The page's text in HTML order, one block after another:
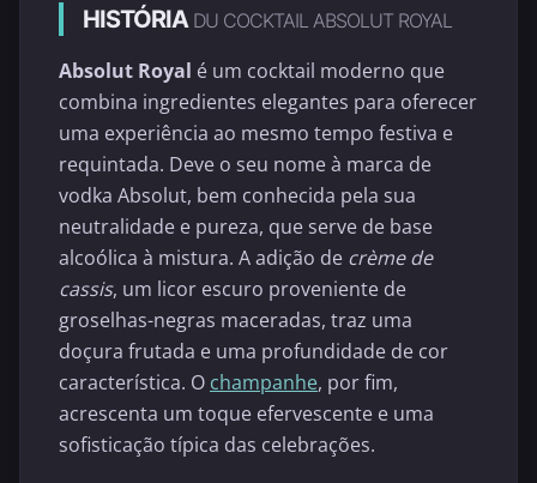
HISTÓRIA DU COCKTAIL ABSOLUT ROYAL
Absolut Royal é um cocktail moderno que
combina ingredientes elegantes para oferecer
uma experiência ao mesmo tempo festiva e
requintada. Deve o seu nome à marca de
vodka Absolut, bem conhecida pela sua
neutralidade e pureza, que serve de base
alcoólica à mistura. A adição de crème de
cassis, um licor escuro proveniente de
groselhas-negras maceradas, traz uma
doçura frutada e uma profundidade de cor
característica. O champanhe, por fim,
acrescenta um toque efervescente e uma
sofisticação típica das celebrações.